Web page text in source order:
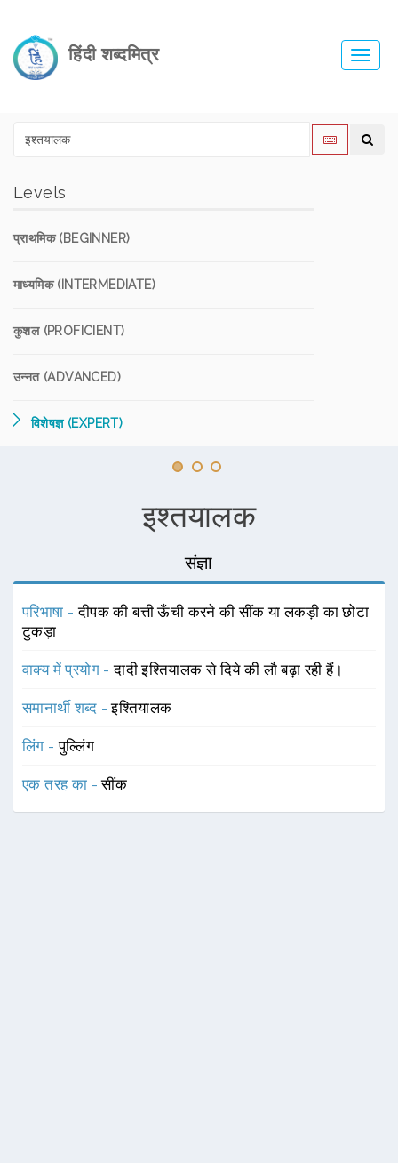
हिंदी शब्दमित्र
Levels
प्राथमिक (BEGINNER)
माध्यमिक (INTERMEDIATE)
कुशल (PROFICIENT)
उन्नत (ADVANCED)
विशेषज्ञ (EXPERT)
इश्तयालक
संज्ञा
परिभाषा -दीपक की बत्ती ऊँची करने की सींक या लकड़ी का छोटा
टुकड़ा
वाक्य में प्रयोग -दादी इश्तियालक से दिये की लौ बढ़ा रही हैं।
समानार्थी शब्द -इश्तियालक
लिंग -पुल्लिंग
एक तरह का -सींक